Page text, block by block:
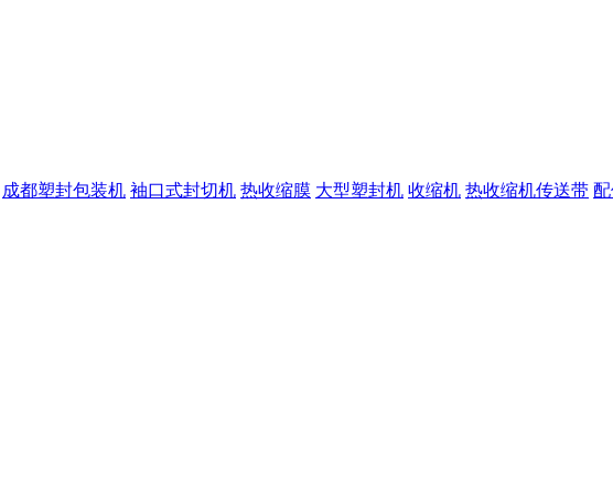
成都塑封包装机 袖口式封切机 热收缩膜 大型塑封机 收缩机 热收缩机传送带